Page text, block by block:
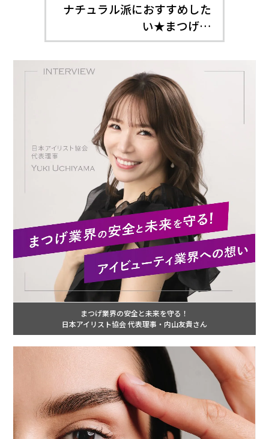
ナチュラル派におすすめした
い★まつげ…
まつげ業界の安全と未来を守る！
日本アイリスト協会 代表理事・内山友貴さん